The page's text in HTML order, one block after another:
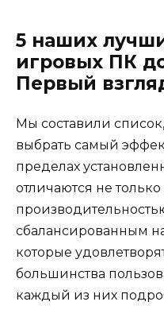
5 наших
игровых ПК
Первый
Мы составили
выбрать самый
пределах
отличаются не
сбалансированным
которые
большинства
каждый из них